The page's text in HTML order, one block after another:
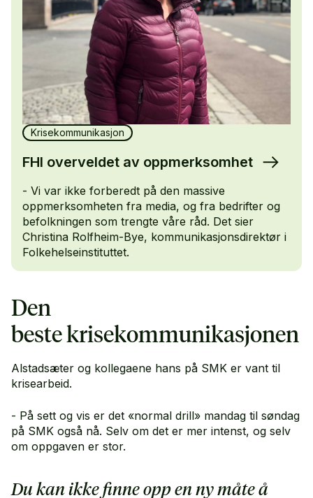
Krisekommunikasjon
FHI overveldet av oppmerksomhet
- Vi var ikke forberedt på den massive
oppmerksomheten fra media, og fra bedrifter og
befolkningen som trengte våre råd. Det sier
Christina Rolfheim-Bye, kommunikasjonsdirektør i
Folkehelseinstituttet.
Den
beste krisekommunikasjonen
Alstadsæter og kollegaene hans på SMK er vant til
krisearbeid.
- På sett og vis er det «normal drill» mandag til søndag
på SMK også nå. Selv om det er mer intenst, og selv
om oppgaven er stor.
Du kan ikke finne opp en ny måte å